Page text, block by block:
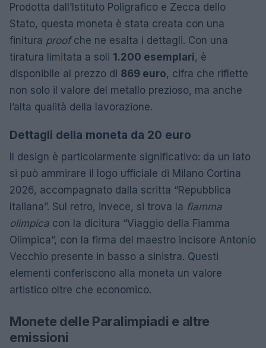
Prodotta dall’Istituto Poligrafico e Zecca dello
Stato, questa moneta è stata creata con una
finitura proofche ne esalta i dettagli. Con una
tiratura limitata a soli 1.200 esemplari, è
disponibile al prezzo di 869 euro, cifra che riflette
non solo il valore del metallo prezioso, ma anche
l’alta qualità della lavorazione.
Dettagli della moneta da 20 euro
Il design è particolarmente significativo: da un lato
si può ammirare il logo ufficiale di Milano Cortina
2026, accompagnato dalla scritta “Repubblica
Italiana”. Sul retro, invece, si trova la fiamma
olimpica con la dicitura “Viaggio della Fiamma
Olimpica”, con la firma del maestro incisore Antonio
Vecchio presente in basso a sinistra. Questi
elementi conferiscono alla moneta un valore
artistico oltre che economico.
Monete delle Paralimpiadi e altre
emissioni